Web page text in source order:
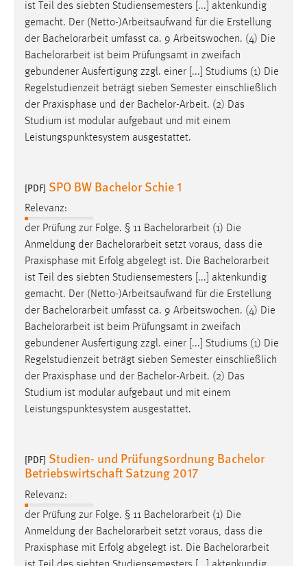
ist Teil des siebten Studiensemesters [...] aktenkundig
gemacht. Der (Netto-)Arbeitsaufwand für die Erstellung
der Bachelorarbeit umfasst ca. 9 Arbeitswochen. (4) Die
Bachelorarbeit ist beim Prüfungsamt in zweifach
gebundener Ausfertigung zzgl. einer [...] Studiums (1) Die
Regelstudienzeit beträgt sieben Semester einschließlich
der Praxisphase und der Bachelor-Arbeit. (2) Das
Studium ist modular aufgebaut und mit einem
Leistungspunktesystem ausgestattet.
[PDF] SPO BW Bachelor Schie 1
Relevanz:
der Prüfung zur Folge. § 11 Bachelorarbeit (1) Die
Anmeldung der Bachelorarbeit setzt voraus, dass die
Praxisphase mit Erfolg abgelegt ist. Die Bachelorarbeit
ist Teil des siebten Studiensemesters [...] aktenkundig
gemacht. Der (Netto-)Arbeitsaufwand für die Erstellung
der Bachelorarbeit umfasst ca. 9 Arbeitswochen. (4) Die
Bachelorarbeit ist beim Prüfungsamt in zweifach
gebundener Ausfertigung zzgl. einer [...] Studiums (1) Die
Regelstudienzeit beträgt sieben Semester einschließlich
der Praxisphase und der Bachelor-Arbeit. (2) Das
Studium ist modular aufgebaut und mit einem
Leistungspunktesystem ausgestattet.
[PDF] Studien- und Prüfungsordnung Bachelor
Betriebswirtschaft Satzung 2017
Relevanz:
der Prüfung zur Folge. § 11 Bachelorarbeit (1) Die
Anmeldung der Bachelorarbeit setzt voraus, dass die
Praxisphase mit Erfolg abgelegt ist. Die Bachelorarbeit
MARKETING
Marketing Cookies werden von Drittanbietern
verwendet, um personalisierte Werbung anzuzeigen.
Sie tun dies, indem sie Besucher über Websites
hinweg verfolgen.
_gcl_au
Google Ireland Limited
Zweck:
Conversion-Tracking
Cookie Laufzeit:
3 Monate
Facebook Pixel
Name:
_fbp
Zweck:
Conversion-Tracking
Cookie Laufzeit:
3 Monate